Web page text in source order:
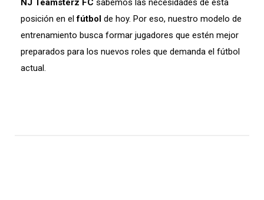
posición en elfútbol de hoy. Por eso, nuestro modelo de
entrenamiento busca formar jugadores que estén mejor
preparados para los nuevos roles que demanda el fútbol
actual.